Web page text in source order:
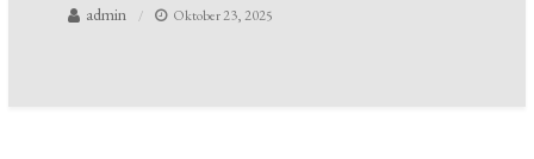
admin Oktober 23, 2025